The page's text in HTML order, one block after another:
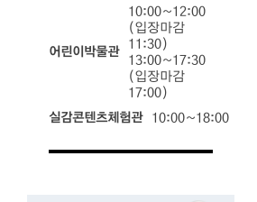
어린이박물관
10:00~12:00
(입장마감
11:30)
13:00~17:30
(입장마감
17:00)
실감콘텐츠체험관 10:00~18:00